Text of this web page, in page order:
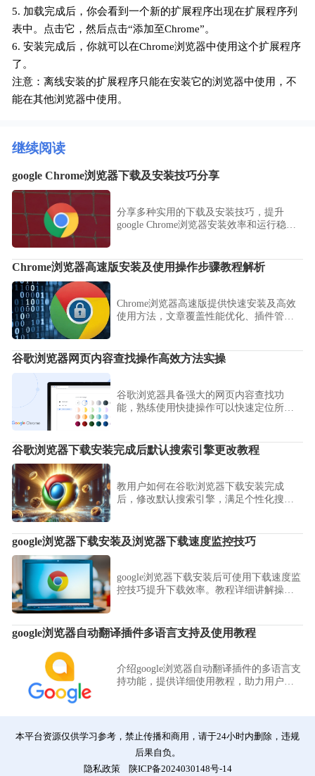
5. 加载完成后，你会看到一个新的扩展程序出现在扩展程序列
表中。点击它，然后点击“添加至Chrome”。
6. 安装完成后，你就可以在Chrome浏览器中使用这个扩展程序
了。
注意：离线安装的扩展程序只能在安装它的浏览器中使用，不
能在其他浏览器中使用。
继续阅读
google Chrome浏览器下载及安装技巧分享
分享多种实用的下载及安装技巧，提升
google Chrome浏览器安装效率和运行稳定
Chrome浏览器高速版安装及使用操作步骤教程解析
Chrome浏览器高速版提供快速安装及高效
使用方法，文章覆盖性能优化、插件管理
谷歌浏览器网页内容查找操作高效方法实操
谷歌浏览器具备强大的网页内容查找功
能，熟练使用快捷操作可以快速定位所需
谷歌浏览器下载安装完成后默认搜索引擎更改教程
教用户如何在谷歌浏览器下载安装完成
后，修改默认搜索引擎，满足个性化搜索
google浏览器下载安装及浏览器下载速度监控技巧
google浏览器下载安装后可使用下载速度监
控技巧提升下载效率。教程详细讲解操作
google浏览器自动翻译插件多语言支持及使用教程
介绍google浏览器自动翻译插件的多语言支
持功能，提供详细使用教程，助力用户轻
本平台资源仅供学习参考，禁止传播和商用，请于24小时内删除，违规
后果自负。
隐私政策
陕ICP备2024030148号-14